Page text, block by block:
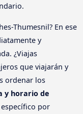
Thumesnil? En ese
y
¿Viajas
que viajarán y
ordenar los
y horario de
por